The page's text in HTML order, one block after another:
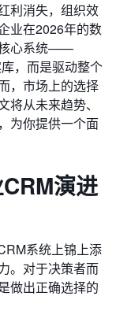
利消失，组织效
业在2026年的数
核心系统——
，而是驱动整个
，市场上的选择
从未来趋势、
为你提供一个面
演进
系统上锦上添
。对于决策者而
做出正确选择的